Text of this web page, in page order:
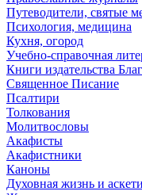
Путеводители, святые
Психология, медицина
Кухня, огород
Учебно-справочная
Книги издательства
Священное Писание
Псалтири
Толкования
Молитвословы
Акафисты
Акафистники
Каноны
Духовная жизнь и